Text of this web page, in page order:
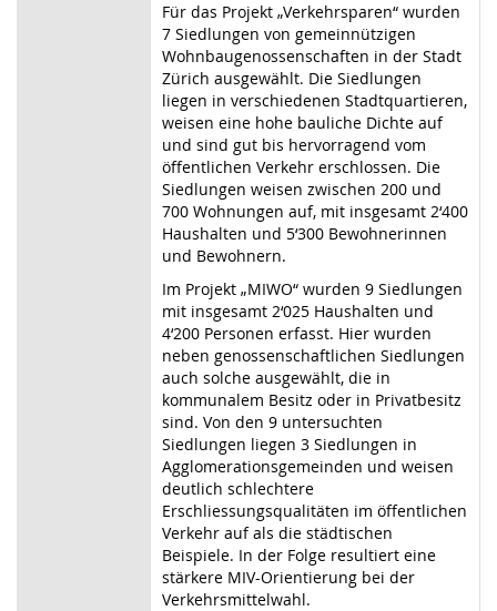
Für das Projekt „Verkehrsparen“ wurden
7 Siedlungen von gemeinnützigen
Wohnbaugenossenschaften in der Stadt
Zürich ausgewählt. Die Siedlungen
liegen in verschiedenen Stadtquartieren,
weisen eine hohe bauliche Dichte auf
und sind gut bis hervorragend vom
öffentlichen Verkehr erschlossen. Die
Siedlungen weisen zwischen 200 und
700 Wohnungen auf, mit insgesamt 2‘400
Haushalten und 5‘300 Bewohnerinnen
und Bewohnern.
Im Projekt „MIWO“ wurden 9 Siedlungen
mit insgesamt 2‘025 Haushalten und
4‘200 Personen erfasst. Hier wurden
neben genossenschaftlichen Siedlungen
auch solche ausgewählt, die in
kommunalem Besitz oder in Privatbesitz
sind. Von den 9 untersuchten
Siedlungen liegen 3 Siedlungen in
Agglomerationsgemeinden und weisen
deutlich schlechtere
Erschliessungsqualitäten im öffentlichen
Verkehr auf als die städtischen
Beispiele. In der Folge resultiert eine
stärkere MIV-Orientierung bei der
Verkehrsmittelwahl.